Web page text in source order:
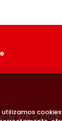
de 9:00 a 22:00h.
utilizamos